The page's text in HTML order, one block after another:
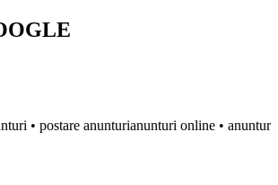
• postare anunturianunturi online • anunturi